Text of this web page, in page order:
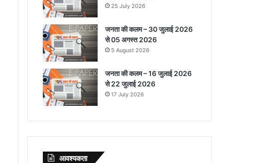
25 July 2026
जनता की कलम – 30 जुलाई 2026
से 05 अगस्त 2026
5 August 2026
जनता की कलम – 16 जुलाई 2026
से 22 जुलाई 2026
17 July 2026
आवश्‍यकता